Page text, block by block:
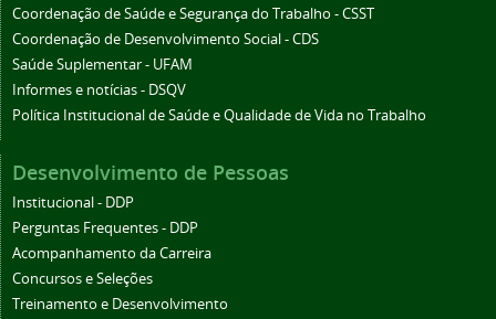
Coordenação de Saúde e Segurança do Trabalho - CSST
Coordenação de Desenvolvimento Social - CDS
Saúde Suplementar - UFAM
Informes e notícias - DSQV
Política Institucional de Saúde e Qualidade de Vida no Trabalho
Desenvolvimento de Pessoas
Institucional - DDP
Perguntas Frequentes - DDP
Acompanhamento da Carreira
Concursos e Seleções
Treinamento e Desenvolvimento